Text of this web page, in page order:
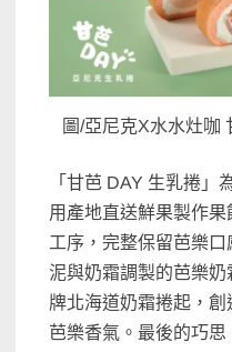
圖/亞尼克X水水灶咖
「甘芭 DAY 生乳捲」
用產地直送鮮果製作
工序，完整保留芭樂
泥與奶霜調製的芭樂
牌北海道奶霜捲起，
芭樂香氣。最後的巧思